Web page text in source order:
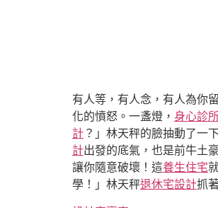
有人等，有人念，有人為你
化的憤怒。一盞燈， 身心診
計 ？」林天秤的臉抽動了一
計出發的底氣，也是前牛土豪
讓你隨意破壞！這養生住宅
學！」林天秤退休宅設計抓